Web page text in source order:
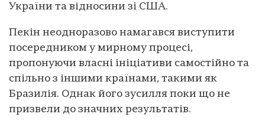
України та відносини зі США.
Пекін неодноразово намагався виступити
посередником у мирному процесі,
пропонуючи власні ініціативи самостійно та
спільно з іншими країнами, такими як
Бразилія. Однак його зусилля поки що не
призвели до значних результатів.